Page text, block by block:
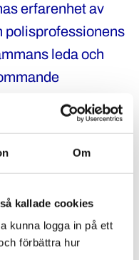
Om
kallade cookies
kunna logga in på ett
förbättra hur
erfarenhet av
polisprofessionens
leda och
den föreslagna
förutsättningar
frågor under